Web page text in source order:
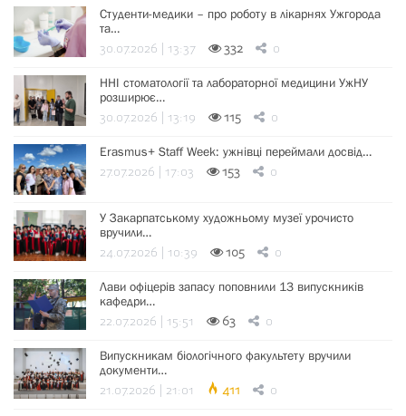
Студенти-медики – про роботу в лікарнях Ужгорода
та…
30.07.2026 | 13:37 332 0
ННІ стоматології та лабораторної медицини УжНУ
розширює…
30.07.2026 | 13:19 115 0
Erasmus+ Staff Week: ужнівці переймали досвід…
27.07.2026 | 17:03 153 0
У Закарпатському художньому музеї урочисто
вручили…
24.07.2026 | 10:39 105 0
Лави офіцерів запасу поповнили 13 випускників
кафедри…
22.07.2026 | 15:51 63 0
Випускникам біологічного факультету вручили
документи…
21.07.2026 | 21:01 411 0